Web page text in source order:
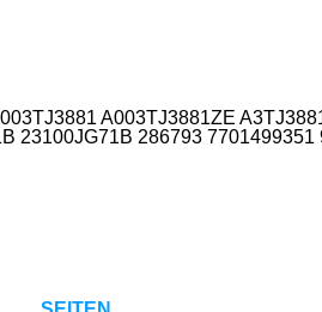
A003TJ3881ZE
23100JG71B 286793